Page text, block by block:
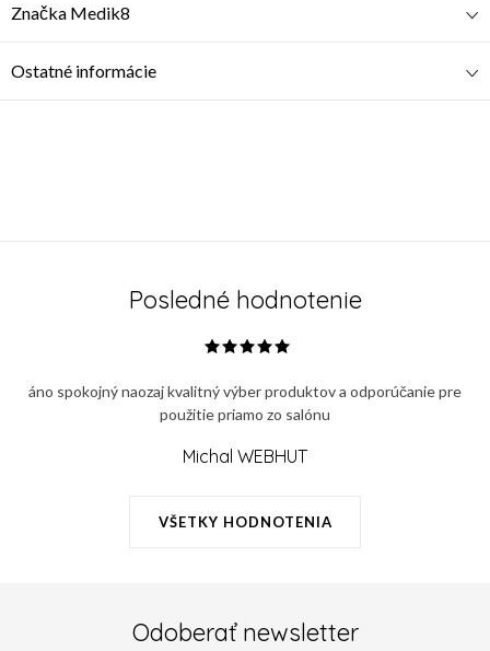
Značka Medik8
Ostatné informácie
Posledné hodnotenie
VŠETKY HODNOTENIA
áno spokojný naozaj kvalitný výber produktov a odporúčanie pre
použitie priamo zo salónu
Michal WEBHUT
Odoberať newsletter